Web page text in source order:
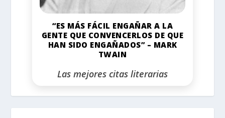
“ES MÁS FÁCIL ENGAÑAR A LA
GENTE QUE CONVENCERLOS DE QUE
HAN SIDO ENGAÑADOS” – MARK
TWAIN
Las mejores citas literarias